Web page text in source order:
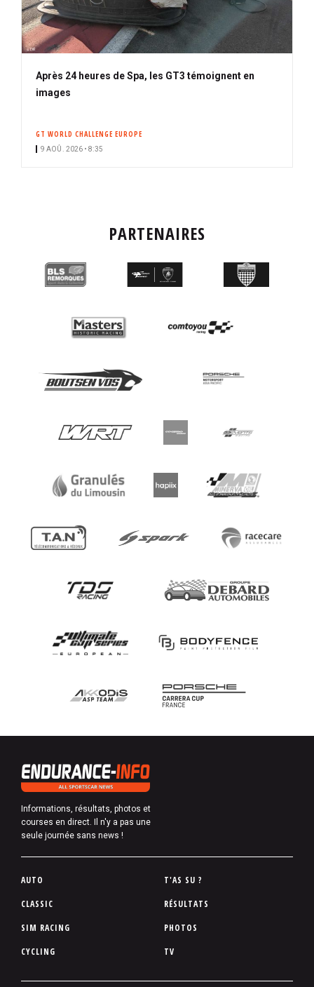
Après 24 heures de Spa, les GT3 témoignent en
images
GT WORLD CHALLENGE EUROPE
9 AOÛ. 2026 • 8:35
PARTENAIRES
Informations, résultats, photos et
courses en direct. Il n'y a pas une
seule journée sans news !
P
d
d
p
AUTO
CLASSIC
SIM RACING
CYCLING
T'AS SU ?
RÉSULTATS
PHOTOS
TV